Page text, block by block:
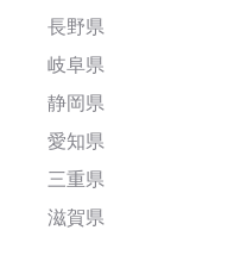
長野県
岐阜県
静岡県
愛知県
三重県
滋賀県